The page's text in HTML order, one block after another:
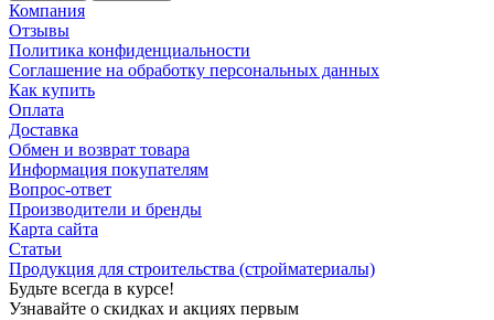
Компания
Отзывы
Политика конфиденциальности
Соглашение на обработку персональных данных
Как купить
Оплата
Доставка
Обмен и возврат товара
Информация покупателям
Вопрос-ответ
Производители и бренды
Карта сайта
Статьи
Продукция для строительства (стройматериалы)
Будьте всегда в курсе!
Узнавайте о скидках и акциях первым